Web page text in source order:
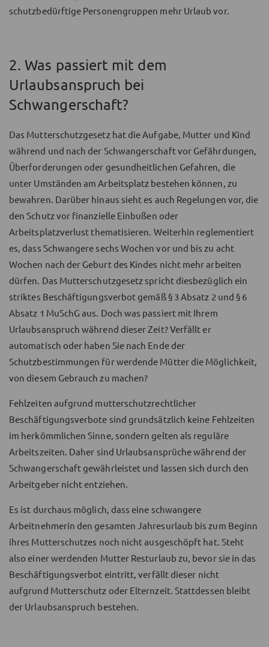
schutzbedürftige Personengruppen mehr Urlaub vor.
2. Was passiert mit dem
Urlaubsanspruch bei
Schwangerschaft?
Das Mutterschutzgesetz hat die Aufgabe, Mutter und Kind
während und nach der Schwangerschaft vor Gefährdungen,
Überforderungen oder gesundheitlichen Gefahren, die
unter Umständen am Arbeitsplatz bestehen können, zu
bewahren. Darüber hinaus sieht es auch Regelungen vor, die
den Schutz vor finanzielle Einbußen oder
Arbeitsplatzverlust thematisieren. Weiterhin reglementiert
es, dass Schwangere sechs Wochen vor und bis zu acht
Wochen nach der Geburt des Kindes nicht mehr arbeiten
dürfen. Das Mutterschutzgesetz spricht diesbezüglich ein
striktes Beschäftigungsverbot gemäß § 3 Absatz 2 und § 6
Absatz 1 MuSchG aus. Doch was passiert mit Ihrem
Urlaubsanspruch während dieser Zeit? Verfällt er
automatisch oder haben Sie nach Ende der
Schutzbestimmungen für werdende Mütter die Möglichkeit,
von diesem Gebrauch zu machen?
Fehlzeiten aufgrund mutterschutzrechtlicher
Beschäftigungsverbote sind grundsätzlich keine Fehlzeiten
im herkömmlichen Sinne, sondern gelten als reguläre
Arbeitszeiten. Daher sind Urlaubsansprüche während der
Schwangerschaft gewährleistet und lassen sich durch den
Arbeitgeber nicht entziehen.
Es ist durchaus möglich, dass eine schwangere
Arbeitnehmerin den gesamten Jahresurlaub bis zum Beginn
ihres Mutterschutzes noch nicht ausgeschöpft hat. Steht
also einer werdenden Mutter Resturlaub zu, bevor sie in das
Beschäftigungsverbot eintritt, verfällt dieser nicht
aufgrund Mutterschutz oder Elternzeit. Stattdessen bleibt
der Urlaubsanspruch bestehen.